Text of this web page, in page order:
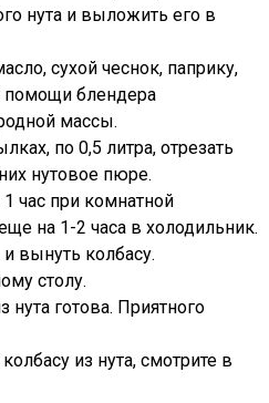
нута и выложить его в
сухой чеснок, паприку,
помощи блендера
массы.
по 0,5 литра, отрезать
нутовое пюре.
час при комнатной
на 1-2 часа в холодильник.
вынуть колбасу.
столу.
нута готова. Приятного
из нута, смотрите в